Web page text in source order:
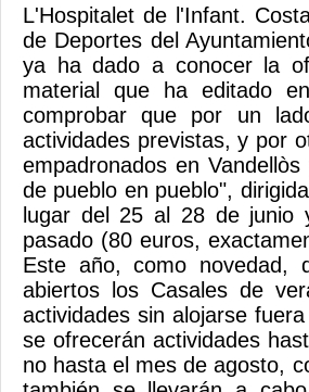
L'Hospitalet de l'Infant.
de Deportes del
ya ha dado a conocer la
material que ha editado
comprobar que por un
actividades previstas, y por
empadronados en
de pueblo en pueblo",
lugar del 25 al 28 de junio
pasado (80 euros,
Este año, como novedad,
abiertos los Casales de
actividades sin alojarse
se ofrecerán actividades
no hasta el mes de agosto,